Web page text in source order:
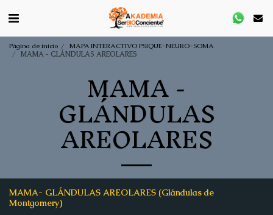
Página de inicio
MAPA INTERACTIVO PSIQUE-NEURO-SOMA
MAMA - GLÁNDULAS AREOLARES
MAMA -
GLÁNDULAS
AREOLARES
MAMA- GLÁNDULAS AREOLARES (Glándulas de
Montgomery)